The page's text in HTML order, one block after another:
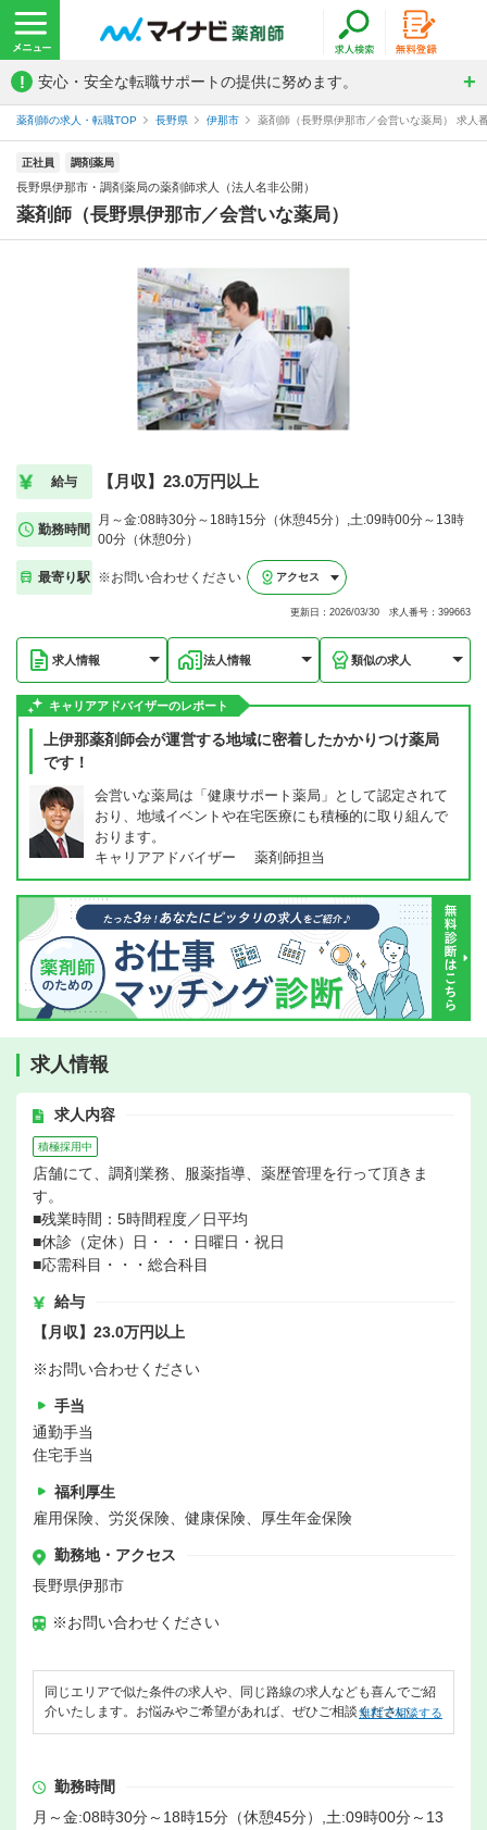
! 安心・安全な転職サポートの提供に努めます。
薬剤師の求人・転職TOP 長野県 伊那市 薬剤師（長野県伊那市／会営いな薬局） 求人
正社員 調剤薬局
長野県伊那市・調剤薬局の薬剤師求人（法人名非公開）
薬剤師（長野県伊那市／会営いな薬局）
給与 【月収】23.0万円以上
勤務時間
月～金:08時30分～18時15分（休憩45分）,土:09時00分～13時
00分（休憩0分）
最寄り駅 ※お問い合わせください アクセス
更新日：2026/03/30 求人番号：399663
求人情報 法人情報 類似の求人
キャリアアドバイザーのレポート
上伊那薬剤師会が運営する地域に密着したかかりつけ薬局
です！
会営いな薬局は「健康サポート薬局」として認定されて
おり、地域イベントや在宅医療にも積極的に取り組んで
おります。
キャリアアドバイザー 薬剤師担当
求人情報
求人内容
積極採用中
店舗にて、調剤業務、服薬指導、薬歴管理を行って頂きま
す。
■残業時間：5時間程度／日平均
■休診（定休）日・・・日曜日・祝日
■応需科目・・・総合科目
給与
【月収】23.0万円以上
※お問い合わせください
手当
通勤手当
住宅手当
福利厚生
雇用保険、労災保険、健康保険、厚生年金保険
勤務地・アクセス
長野県伊那市
※お問い合わせください
同じエリアで似た条件の求人や、同じ路線の求人なども喜んでご紹
介いたします。お悩みやご希望があれば、ぜひご相談ください。
無料で相談する
勤務時間
月～金:08時30分～18時15分（休憩45分）,土:09時00分～13